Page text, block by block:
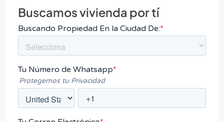
Buscamos vivienda por tí